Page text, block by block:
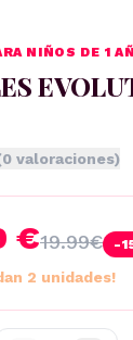
NIÑOS DE 1
0 valoraciones)
€19.99€ -
2 unidades!